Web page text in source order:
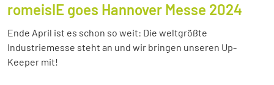
romeisIE goes Hannover Messe 2024
Ende April ist es schon so weit: Die weltgrößte
Industriemesse steht an und wir bringen unseren Up-
Keeper mit!